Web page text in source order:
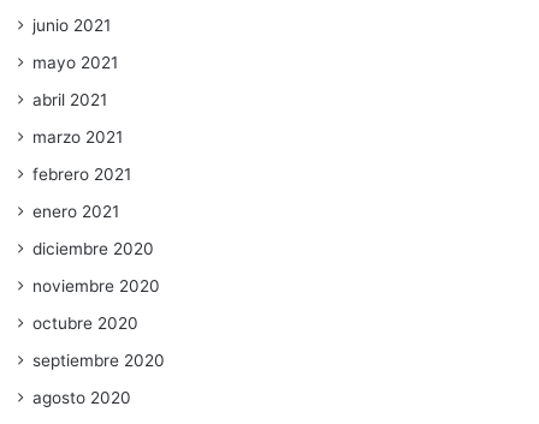
junio 2021
mayo 2021
abril 2021
marzo 2021
febrero 2021
enero 2021
diciembre 2020
noviembre 2020
octubre 2020
septiembre 2020
agosto 2020